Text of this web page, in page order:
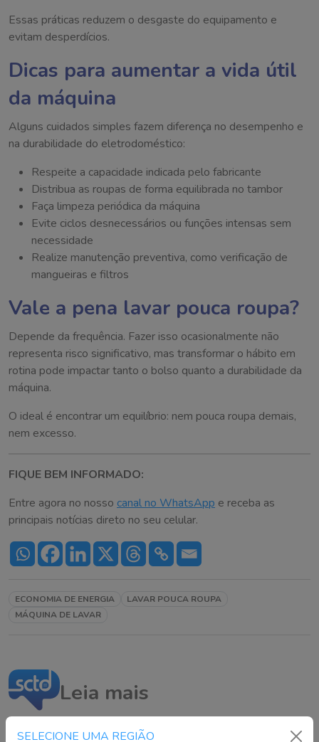
SELECIONE UMA REGIÃO
Essas práticas reduzem o desgaste do equipamento e
evitam desperdícios.
Dicas para aumentar a vida útil
da máquina
Alguns cuidados simples fazem diferença no desempenho e
na durabilidade do eletrodoméstico:
Respeite a capacidade indicada pelo fabricante
Distribua as roupas de forma equilibrada no tambor
Faça limpeza periódica da máquina
Evite ciclos desnecessários ou funções intensas sem
necessidade
Realize manutenção preventiva, como verificação de
mangueiras e filtros
Vale a pena lavar pouca roupa?
Depende da frequência. Fazer isso ocasionalmente não
representa risco significativo, mas transformar o hábito em
rotina pode impactar tanto o bolso quanto a durabilidade da
máquina.
O ideal é encontrar um equilíbrio: nem pouca roupa demais,
nem excesso.
FIQUE BEM INFORMADO:
Entre agora no nosso canal no WhatsApp e receba as
principais notícias direto no seu celular.
ECONOMIA DE ENERGIA
LAVAR POUCA ROUPA
MÁQUINA DE LAVAR
Leia mais